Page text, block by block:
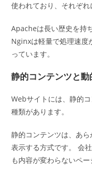
使われており、それぞれ
Apacheは長い歴史を持
Nginxは軽量で処理速度
っています。
静的コンテンツと
Webサイトには、静的
種類があります。
静的コンテンツは、あ
表示する方式です。 会
も内容が変わらないペー